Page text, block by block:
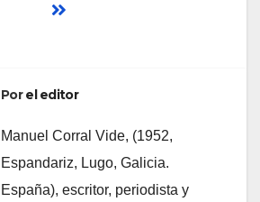
Porel editor
Manuel Corral Vide, (1952,
Espandariz, Lugo, Galicia.
España), escritor, periodista y